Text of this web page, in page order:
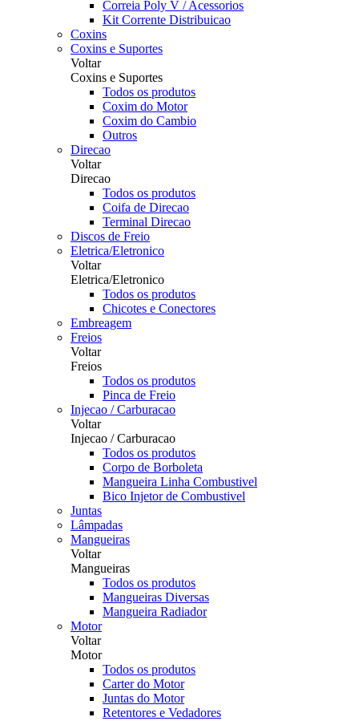
Correia Poly V / Acessorios
Kit Corrente Distribuicao
Coxins
Coxins e Suportes
Voltar
Coxins e Suportes
Todos os produtos
Coxim do Motor
Coxim do Cambio
Outros
Direcao
Voltar
Direcao
Todos os produtos
Coifa de Direcao
Terminal Direcao
Discos de Freio
Eletrica/Eletronico
Voltar
Eletrica/Eletronico
Todos os produtos
Chicotes e Conectores
Embreagem
Freios
Voltar
Freios
Todos os produtos
Pinca de Freio
Injecao / Carburacao
Voltar
Injecao / Carburacao
Todos os produtos
Corpo de Borboleta
Mangueira Linha Combustivel
Bico Injetor de Combustivel
Juntas
Lâmpadas
Mangueiras
Voltar
Mangueiras
Todos os produtos
Mangueiras Diversas
Mangueira Radiador
Motor
Voltar
Motor
Todos os produtos
Carter do Motor
Juntas do Motor
Retentores e Vedadores